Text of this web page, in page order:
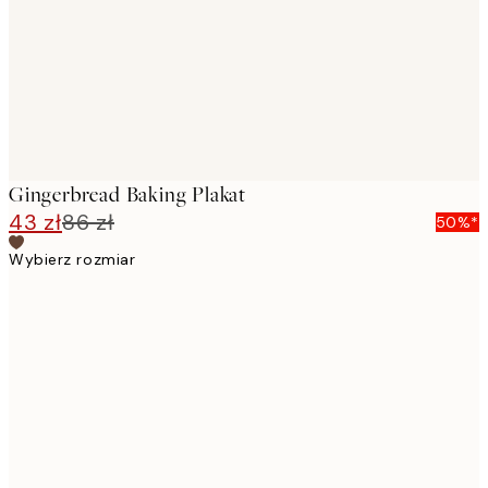
Gingerbread Baking Plakat
43 zł86 zł
50%*
Wybierz rozmiar